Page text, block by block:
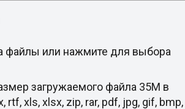
файлы или нажмите для выбора
загружаемого файла 35M в
rtf, xls, xlsx, zip, rar, pdf, jpg, gif, bmp,